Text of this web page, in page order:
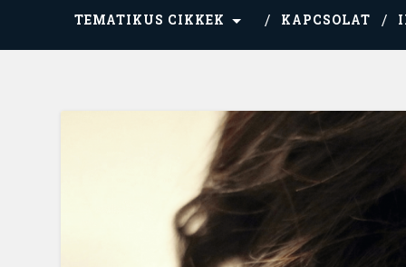
TEMATIKUS CIKKEK KAPCSOLAT